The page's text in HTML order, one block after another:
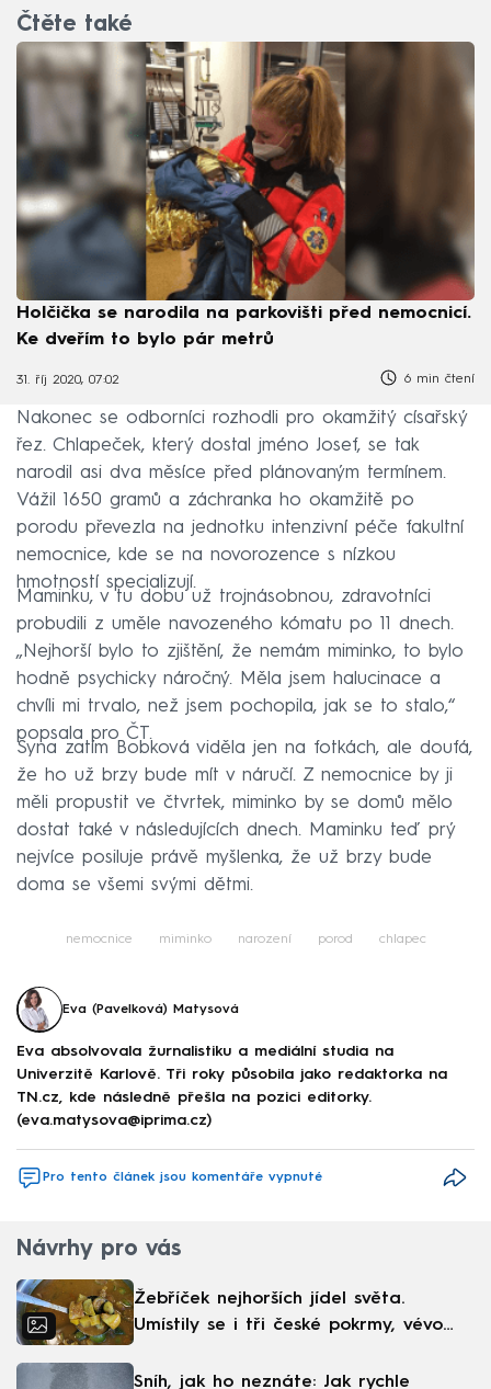
Čtěte také
Holčička se narodila na parkovišti před nemocnicí.
Ke dveřím to bylo pár metrů
31. říj 2020, 07:02 6 min čtení
Nakonec se odborníci rozhodli pro okamžitý císařský
řez. Chlapeček, který dostal jméno Josef, se tak
narodil asi dva měsíce před plánovaným termínem.
Vážil 1650 gramů a záchranka ho okamžitě po
porodu převezla na jednotku intenzivní péče fakultní
nemocnice, kde se na novorozence s nízkou
hmotností specializují.
Maminku, v tu dobu už trojnásobnou, zdravotníci
probudili z uměle navozeného kómatu po 11 dnech.
„Nejhorší bylo to zjištění, že nemám miminko, to bylo
hodně psychicky náročný. Měla jsem halucinace a
chvíli mi trvalo, než jsem pochopila, jak se to stalo,“
popsala pro ČT.
Syna zatím Bobková viděla jen na fotkách, ale doufá,
že ho už brzy bude mít v náručí. Z nemocnice by ji
měli propustit ve čtvrtek, miminko by se domů mělo
dostat také v následujících dnech. Maminku teď prý
nejvíce posiluje právě myšlenka, že už brzy bude
doma se všemi svými dětmi.
nemocnice miminko narození porod chlapec
Eva (Pavelková) Matysová
Eva absolvovala žurnalistiku a mediální studia na
Univerzitě Karlově. Tři roky působila jako redaktorka na
TN.cz, kde následně přešla na pozici editorky.
(eva.matysova@iprima.cz)
Pro tento článek jsou komentáře vypnuté
Návrhy pro vás
Žebříček nejhorších jídel světa.
Umístily se i tři české pokrmy, vévodí
Sníh, jak ho neznáte: Jak rychle